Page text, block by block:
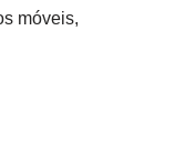
móveis,